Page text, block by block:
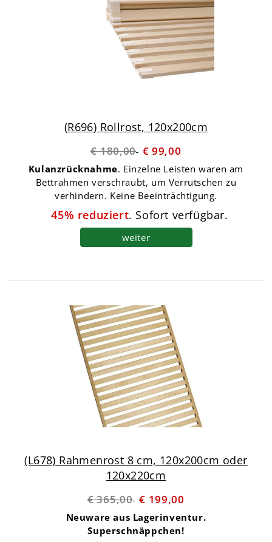
(R696) Rollrost, 120x200cm
€ 180,00 € 99,00
Kulanzrücknahme. Einzelne Leisten waren am
Bettrahmen verschraubt, um Verrutschen zu
verhindern. Keine Beeinträchtigung.
45% reduziert. Sofort verfügbar.
weiter
(L678) Rahmenrost 8 cm, 120x200cm oder
120x220cm
€ 365,00 € 199,00
Neuware aus Lagerinventur.
Superschnäppchen!